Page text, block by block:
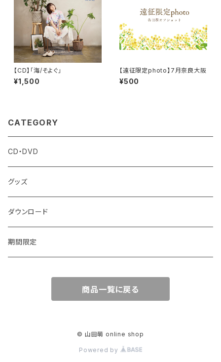
【CD】「海/そよぐ」
¥1,500
【遠征限定photo】7月奈良大阪
¥500
CATEGORY
CD・DVD
グッズ
ダウンロード
期間限定
商品一覧に戻る
© 山田萌 online shop
Powered by